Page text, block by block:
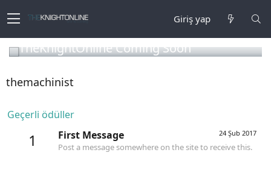
Giriş yap
TheKnightOnline Coming Soon
themachinist
Geçerli ödüller
1 24 Şub 2017
First Message
Post a message somewhere on the site to receive this.